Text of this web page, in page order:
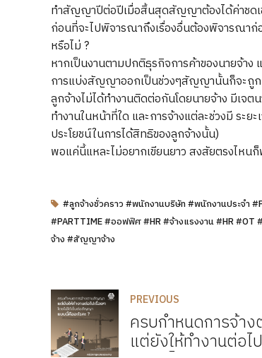
ทำสัญญาปีต่อปีเมื่อสิ้นสุดสัญญาต้องได้ค่าชดเ
ก่อนที่จะไปพิจารณาถึงเรื่องอื่นต้องพิจารณา
หรือไม่ ?
หากเป็นงานตามปกติธุรกิจการค้าของนายจ้า
การแบ่งสัญญาออกเป็นช่วงๆสัญญานั้นก็จะถูก
ลูกจ้างไม่ได้ทำงานติดต่อกันโดยนายจ้าง มีเจ
ทำงานในหน้าที่ใด และการจ้างแต่ละช่วงมี ระย
ประโยชน์ในการได้สิทธิของลูกจ้างนั้น)
พอแค่นี้แหละไม่อยากเขียนยาว สงสัยตรงไหน
#ลูกจ้างชั่วคราว #พนักงานบริษัท #พนักงานประจำ
#PARTTIME #ออฟฟิศ #HR #จ้างแรงงาน #HR #OT
จ้าง #สัญญาจ้าง
PREVIOUS
ครบกำหนดการจ้า
แต่ยังให้ทำงานต่อไ